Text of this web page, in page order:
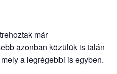
már
azonban közülük is talán
a legrégebbi is egyben.